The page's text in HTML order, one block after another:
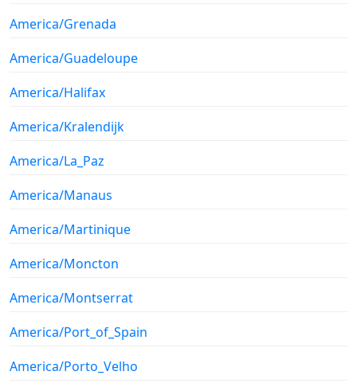
America/Grenada
America/Guadeloupe
America/Halifax
America/Kralendijk
America/La_Paz
America/Manaus
America/Martinique
America/Moncton
America/Montserrat
America/Port_of_Spain
America/Porto_Velho